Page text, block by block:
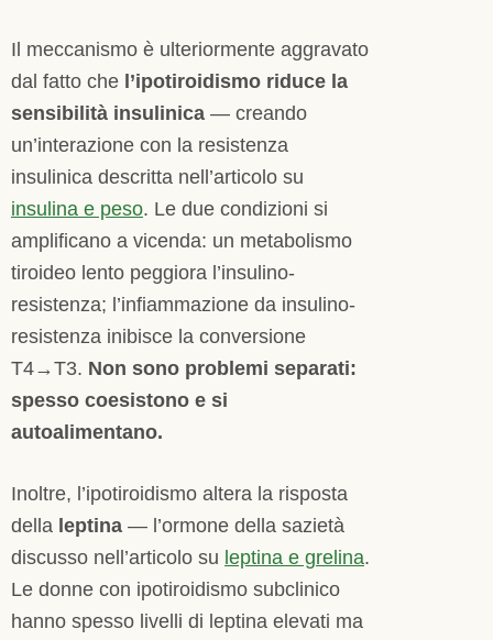
Il meccanismo è ulteriormente aggravato
dal fatto che l’ipotiroidismo riduce la
sensibilità insulinica — creando
un’interazione con la resistenza
insulinica descritta nell’articolo su
insulina e peso. Le due condizioni si
amplificano a vicenda: un metabolismo
tiroideo lento peggiora l’insulino-
resistenza; l’infiammazione da insulino-
resistenza inibisce la conversione
T4→T3. Non sono problemi separati:
spesso coesistono e si
autoalimentano.
Inoltre, l’ipotiroidismo altera la risposta
della leptina — l’ormone della sazietà
discusso nell’articolo su leptina e grelina.
Le donne con ipotiroidismo subclinico
hanno spesso livelli di leptina elevati ma